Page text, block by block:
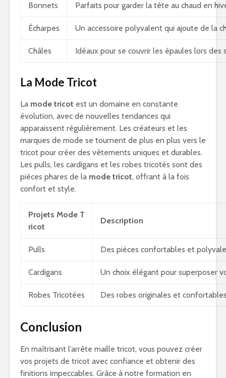
Bonnets Parfaits pour garder la tête au chaud en
Écharpes Un accessoire polyvalent qui ajoute de la
Châles Idéaux pour se couvrir les épaules lors
La Mode Tricot
La mode tricot est un domaine en constante
évolution, avec de nouvelles tendances qui
apparaissent régulièrement. Les créateurs et les
marques de mode se tournent de plus en plus vers le
tricot pour créer des vêtements uniques et durables.
Les pulls, les cardigans et les robes tricotés sont des
pièces phares de la mode tricot, offrant à la fois
confort et style.
Projets Mode T
ricot
Description
Pulls Des pièces confortables et
Cardigans Un choix élégant pour superposer
Robes Tricotées Des robes originales et
Conclusion
En maîtrisant l’arrête maille tricot, vous pouvez créer
vos projets de tricot avec confiance et obtenir des
finitions impeccables. Grâce à notre formation en